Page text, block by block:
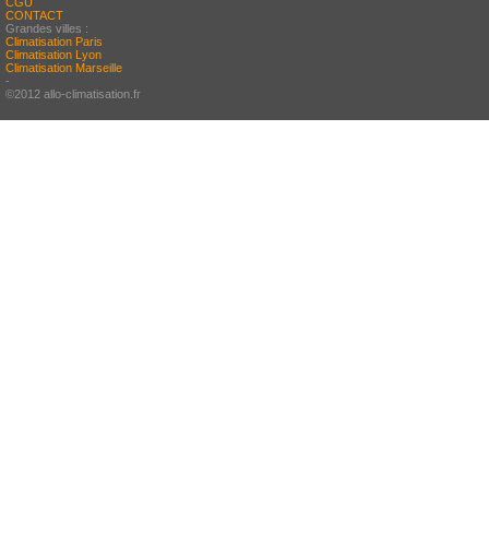
CONTACT
Grandes villes :
Climatisation Paris
Climatisation Lyon
Climatisation Marseille
-
©2012 allo-climatisation.fr